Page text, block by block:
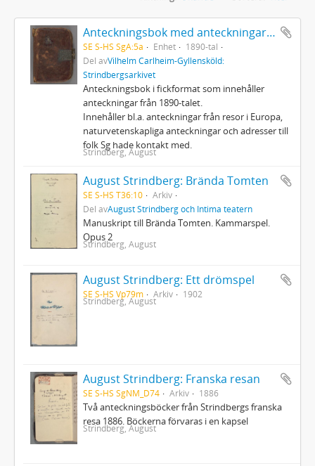
Anteckningsbok med anteckningar av Strindberg
SE S-HS SgA:5a Enhet
1890-tal
Del avVilhelm Carlheim-Gyllensköld:
Strindbergsarkivet
Anteckningsbok i fickformat som innehåller
anteckningar från 1890-talet.
Innehåller bl.a. anteckningar från resor i Europa,
naturvetenskapliga anteckningar och adresser till
folk Sg hade kontakt med.
Strindberg, August
August Strindberg: Brända Tomten
SE S-HS T36:10
Arkiv
Del avAugust Strindberg och Intima teatern
Manuskript till Brända Tomten. Kammarspel.
Opus 2
Strindberg, August
August Strindberg: Ett drömspel
SE S-HS Vp79m Arkiv 1902
Strindberg, August
August Strindberg: Franska resan
SE S-HS SgNM_D74 Arkiv 1886
Två anteckningsböcker från Strindbergs franska
resa 1886. Böckerna förvaras i en kapsel
Strindberg, August